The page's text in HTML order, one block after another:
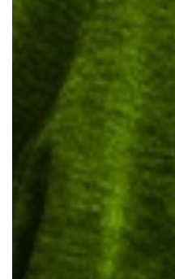
Umzugsarten
Buchungsseite
Kontakt
Umzugsrechner
Besichtigungstermin
Impressum
Datenschutz­erklärung